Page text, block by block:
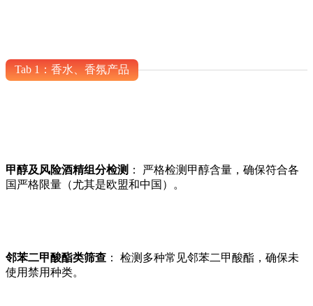
Tab 1：香水、香氛产品
甲醇及风险酒精组分检测 ： 严格检测甲醇含量，确保符合各
国严格限量（尤其是欧盟和中国）。
邻苯二甲酸酯类筛查 ： 检测多种常见邻苯二甲酸酯，确保未
使用禁用种类。